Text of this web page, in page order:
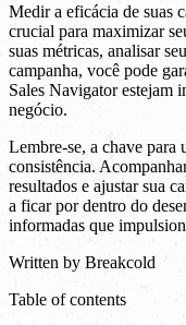
Medir a eficácia de suas
crucial para maximizar
suas métricas, analisar
campanha, você pode
Sales Navigator estejam
negócio.
Lembre-se, a chave para
consistência.
resultados e ajustar sua
a ficar por dentro do
informadas que
Written by Breakcold
Table of contents